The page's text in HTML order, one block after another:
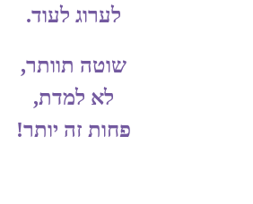
לערוג לעוד.
שוטה תוותר,
לא למדת,
פחות זה יותר‎!‎